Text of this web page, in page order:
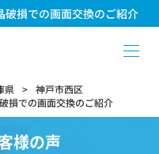
損での画面交換のご紹介
県
神戸市西区
損での画面交換のご紹介
様の声